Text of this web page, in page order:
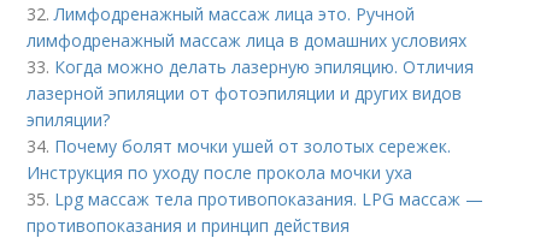
32. Лимфодренажный массаж лица это. Ручной
лимфодренажный массаж лица в домашних условиях
33. Когда можно делать лазерную эпиляцию. Отличия
лазерной эпиляции от фотоэпиляции и других видов
эпиляции?
34. Почему болят мочки ушей от золотых сережек.
Инструкция по уходу после прокола мочки уха
35. Lpg массаж тела противопоказания. LPG массаж —
противопоказания и принцип действия